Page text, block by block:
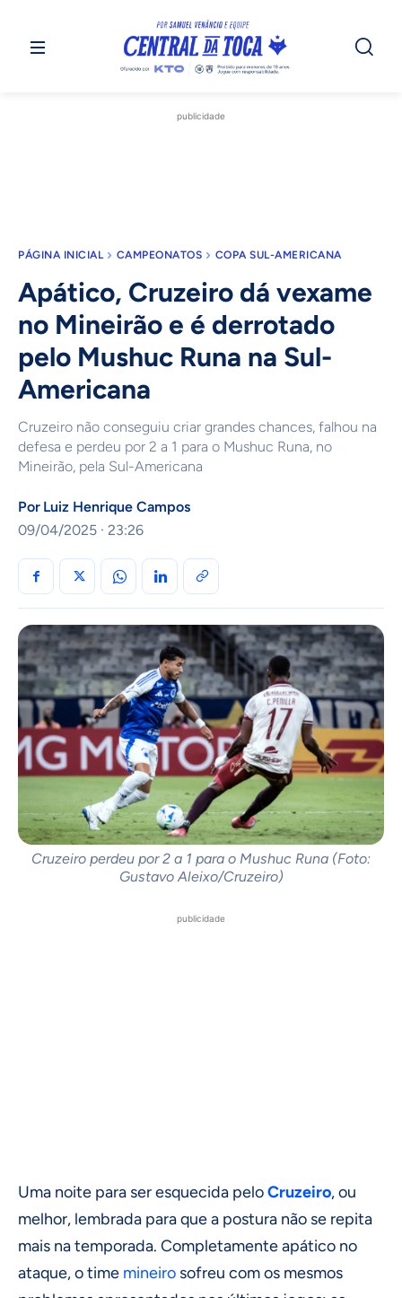
publicidade
PÁGINA INICIAL CAMPEONATOS COPA SUL-AMERICANA
Apático, Cruzeiro dá vexame
no Mineirão e é derrotado
pelo Mushuc Runa na Sul-
Americana
Cruzeiro não conseguiu criar grandes chances, falhou na
defesa e perdeu por 2 a 1 para o Mushuc Runa, no
Mineirão, pela Sul-Americana
Por Luiz Henrique Campos
09/04/2025 · 23:26
Cruzeiro perdeu por 2 a 1 para o Mushuc Runa (Foto:
Gustavo Aleixo/Cruzeiro)
publicidade
Uma noite para ser esquecida peloCruzeiro, ou
melhor, lembrada para que a postura não se repita
mais na temporada. Completamente apático no
ataque, o time mineiro sofreu com os mesmos